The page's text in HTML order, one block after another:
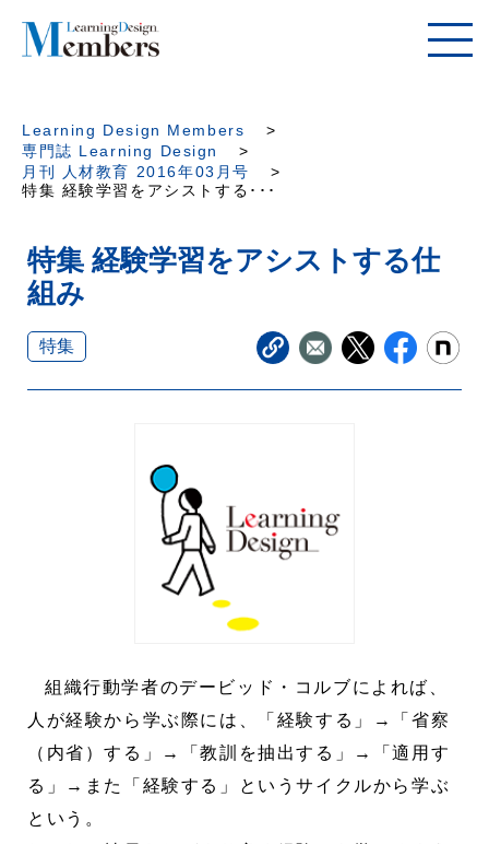
Learning Design Members
専門誌 Learning Design
月刊 人材教育 2016年03月号
特集 経験学習をアシストする･･･
特集 経験学習をアシストする仕
組み
特集
組織行動学者のデービッド・コルブによれば、
人が経験から学ぶ際には、「経験する」→「省察
（内省）する」→「教訓を抽出する」→「適用す
る」→また「経験する」というサイクルから学ぶ
という。